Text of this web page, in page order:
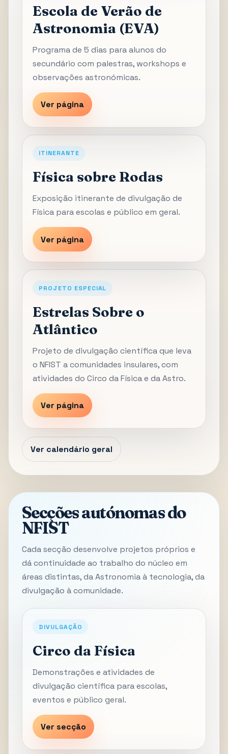
Escola de Verão de
Astronomia (EVA)
Programa de 5 dias para alunos do
secundário com palestras, workshops e
observações astronómicas.
Ver página
ITINERANTE
Física sobre Rodas
Exposição itinerante de divulgação de
Física para escolas e público em geral.
Ver página
PROJETO ESPECIAL
Estrelas Sobre o
Atlântico
Projeto de divulgação científica que leva
o NFIST a comunidades insulares, com
atividades do Circo da Física e da Astro.
Ver página
Ver calendário geral
Secções autónomas do
NFIST
Cada secção desenvolve projetos próprios e
dá continuidade ao trabalho do núcleo em
áreas distintas, da Astronomia à tecnologia, da
divulgação à comunidade.
DIVULGAÇÃO
Circo da Física
Demonstrações e atividades de
divulgação científica para escolas,
eventos e público geral.
Ver secção